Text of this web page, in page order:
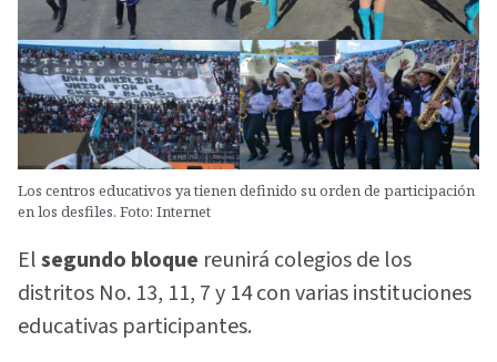
Los centros educativos ya tienen definido su orden de participación
en los desfiles. Foto: Internet
Elsegundo bloque reunirá colegios de los
distritos No. 13, 11, 7 y 14 con varias instituciones
educativas participantes.